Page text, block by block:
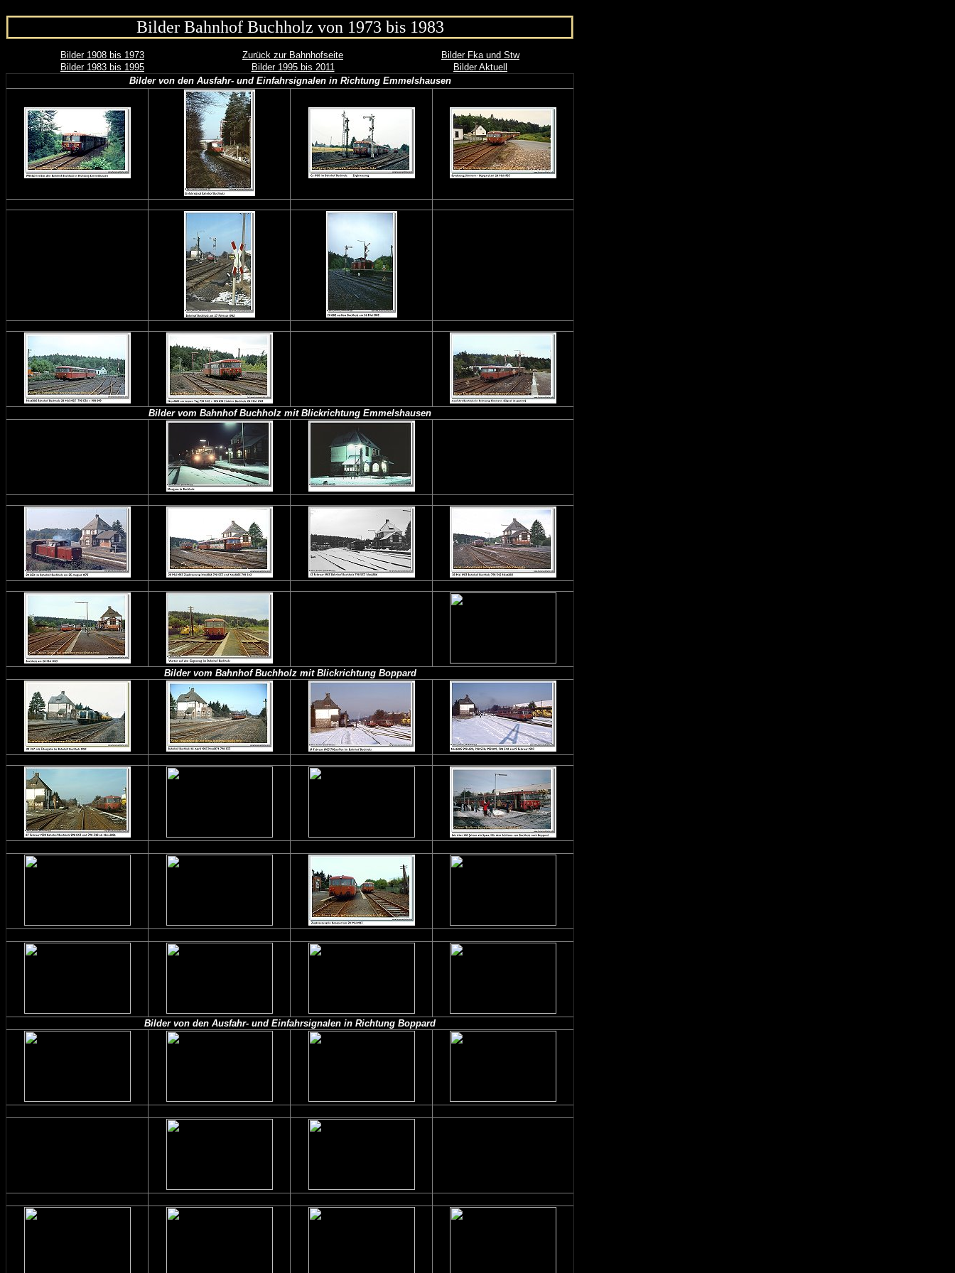
Bilder Bahnhof Buchholz von 1973 bis 1983
Bilder 1908 bis 1973 Zurück zur Bahnhofseite
Bilder Fka und Stw
Bilder 1983 bis 1995
Bilder 1995 bis 2011
Bilder Aktuell
Bilder von den Ausfahr- und Einfahrsignalen in Richtung Emmelshausen
Bilder vom Bahnhof Buchholz mit Blickrichtung Emmelshausen
Bilder vom Bahnhof Buchholz mit Blickrichtung Boppard
Bilder von den Ausfahr- und Einfahrsignalen in Richtung Boppard